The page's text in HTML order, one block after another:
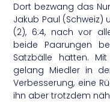
Dort bezwang das
Jakub Paul (Schweiz)
(2), 6:4, nach vor
beide Paarungen
Satzbälle hatten.
gelang Miedler in
Verbesserung, eine
ihn aber trotzdem